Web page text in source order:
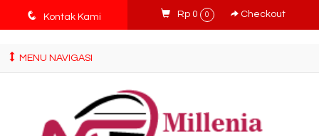
tv3ISbyqwvMDypa7aIfj2FUlPKawe7X5fX5v6wsT4Ns
q Kontak Kami Rp 0 0 Checkout
MENU NAVIGASI